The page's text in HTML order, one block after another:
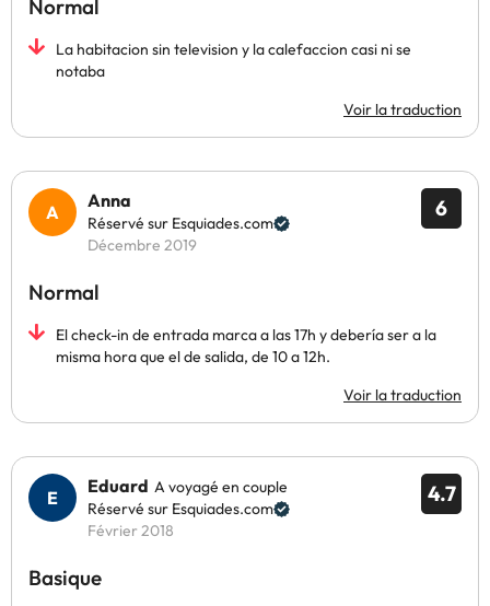
Normal
La habitacion sin television y la calefaccion casi ni se
notaba
Voir la traduction
6
Anna
Réservé sur Esquiades.com
Décembre 2019
Normal
El check-in de entrada marca a las 17h y debería ser a la
misma hora que el de salida, de 10 a 12h.
Voir la traduction
4.7
Eduard A voyagé en couple
Réservé sur Esquiades.com
Février 2018
Basique